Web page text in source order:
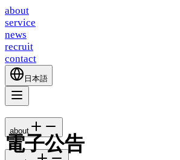
about
service
news
recruit
contact
日本語
about
電子公告